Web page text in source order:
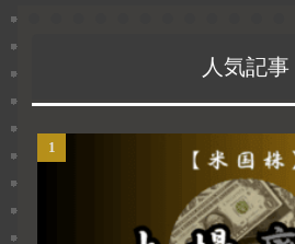
人気記事